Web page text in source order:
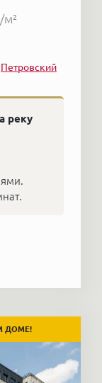
/м²
Петровский
реку
ДОМЕ!